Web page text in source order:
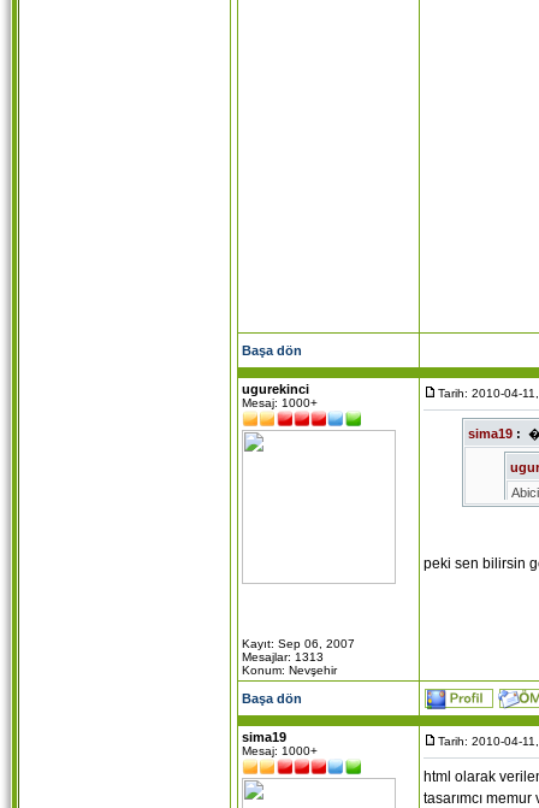
Başa dön
ugurekinci
Mesaj: 1000+
Kayıt: Sep 06, 2007
Mesajlar: 1313
Konum: Nevşehir
Tarih: 2010-04-
sima19 :
siteye
yaptım.
peki sen bilirsin
Başa dön
sima19
Mesaj: 1000+
Tarih: 2010-04-
html olarak
tasarımcı